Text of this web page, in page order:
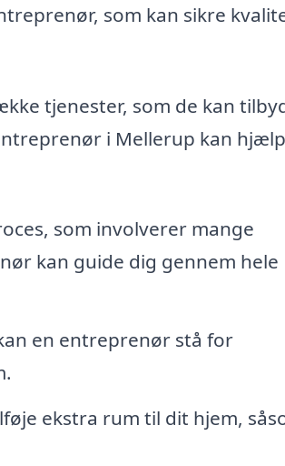
som kan sikre
tjenester, som de kan
i Mellerup kan
som involverer mange
kan guide dig gennem hele
en entreprenør stå for
ekstra rum til dit hjem,